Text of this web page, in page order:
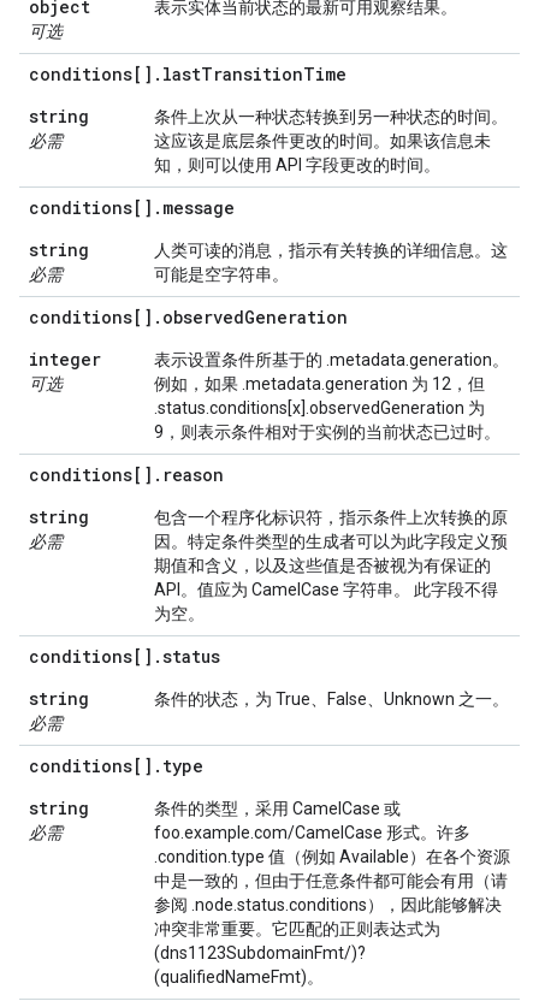
object
可选
表示实体当前状态的最新可用观察结果。
conditions[] . lastTransitionTime
string
必需
条件上次从一种状态转换到另一种状态的时间。
这应该是底层条件更改的时间。如果该信息未
知，则可以使用 API 字段更改的时间。
conditions[] . message
string
必需
人类可读的消息，指示有关转换的详细信息。这
可能是空字符串。
conditions[] . observedGeneration
integer
可选
表示设置条件所基于的 .metadata.generation。
例如，如果 .metadata.generation 为 12，但
.status.conditions[x].observedGeneration 为
9，则表示条件相对于实例的当前状态已过时。
conditions[] . reason
string
必需
包含一个程序化标识符，指示条件上次转换的原
因。特定条件类型的生成者可以为此字段定义预
期值和含义，以及这些值是否被视为有保证的
API。值应为 CamelCase 字符串。 此字段不得
为空。
conditions[] .status
string
必需
条件的状态，为 True、False、Unknown 之一。
conditions[] . type
string
必需
条件的类型，采用 CamelCase 或
foo.example.com/CamelCase 形式。许多
.condition.type 值（例如 Available）在各个资源
中是一致的，但由于任意条件都可能会有用（请
参阅 .node.status.conditions），因此能够解决
冲突非常重要。它匹配的正则表达式为
(dns1123SubdomainFmt/)?
(qualifiedNameFmt)。